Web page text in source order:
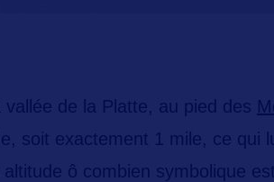
de la Platte, au pied des
soit exactement 1 mile, ce qui
altitude ô combien symbolique